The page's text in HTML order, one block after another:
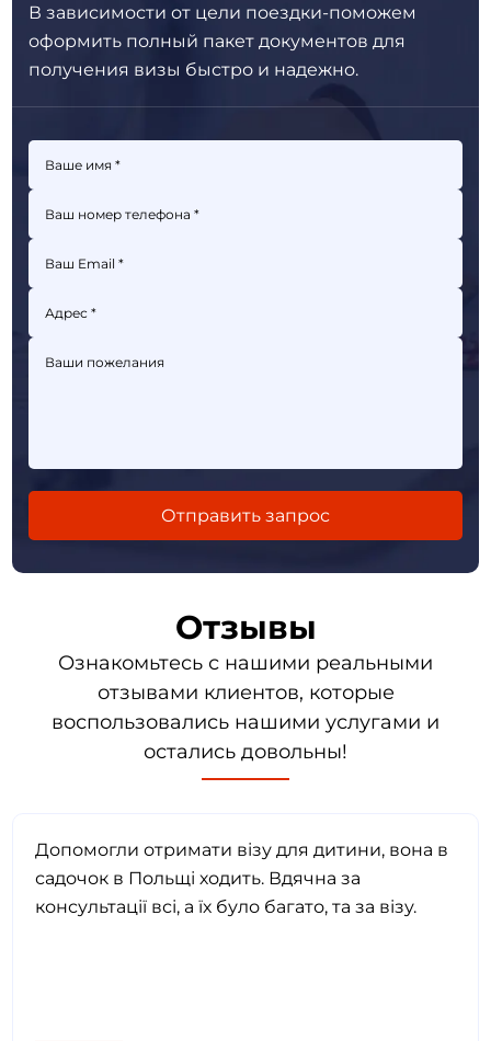
В зависимости от цели поездки-поможем
оформить полный пакет документов для
получения визы быстро и надежно.
Отзывы
Ознакомьтесь с нашими реальными
отзывами клиентов, которые
воспользовались нашими услугами и
остались довольны!
Допомогли отримати візу для дитини, вона в
садочок в Польщі ходить. Вдячна за
консультації всі, а їх було багато, та за візу.